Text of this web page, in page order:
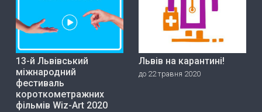
13-й Львівський
міжнародний
фестиваль
короткометражних
фільмів Wiz-Art 2020
Львів на карантині!
до 22 травня 2020